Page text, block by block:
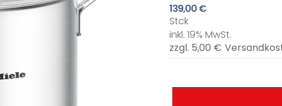
139,00 €
Stck
inkl. 19% MwSt.
zzgl. 5,00 €